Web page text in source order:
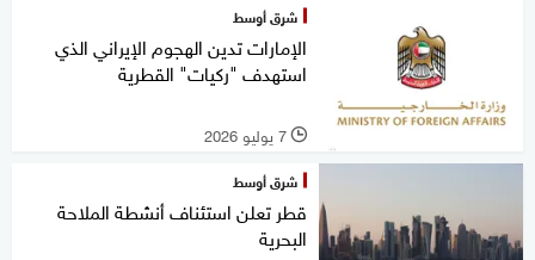
شرق أوسط
الإمارات تدين الهجوم الإيراني الذي
استهدف "ركيات" القطرية
l 7 يوليو 2026
شرق أوسط
قطر تعلن استئناف أنشطة الملاحة
البحرية